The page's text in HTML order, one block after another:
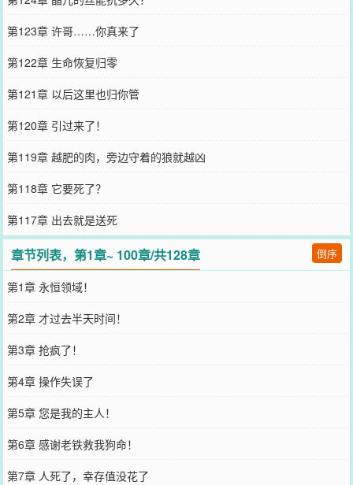
第123章 许哥……你真来了
第122章 生命恢复归零
第121章 以后这里也归你管
第120章 引过来了！
第119章 越肥的肉，旁边守着的狼就越凶
第118章 它要死了？
第117章 出去就是送死
章节列表，第1章~ 100章/共128章 倒序
第1章 永恒领域！
第2章 才过去半天时间！
第3章 抢疯了！
第4章 操作失误了
第5章 您是我的主人！
第6章 感谢老铁救我狗命！
第7章 人死了，幸存值没花了